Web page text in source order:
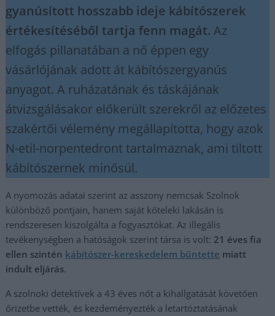
gyanúsított hosszabb ideje kábítószerek
értékesítéséből tartja fenn magát. Az
elfogás pillanatában a nő éppen egy
vásárlójának adott át kábítószergyanús
anyagot. A ruházatának és táskájának
átvizsgálásakor előkerült szerekről az előzetes
szakértői vélemény megállapította, hogy azok
N-etil-norpentedront tartalmaznak, ami tiltott
kábítószernek minősül.
A nyomozás adatai szerint az asszony nemcsak Szolnok
különböző pontjain, hanem saját kőteleki lakásán is
rendszeresen kiszolgálta a fogyasztókat. Az illegális
tevékenységben a hatóságok szerint társa is volt: 21 éves fia
ellen szintén kábítószer-kereskedelem bűntette miatt
indult eljárás.
A szolnoki detektívek a 43 éves nőt a kihallgatását követően
őrizetbe vették, és kezdeményezték a letartóztatásának